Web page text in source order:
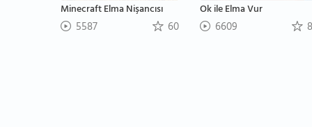
Minecraft Elma Nişancısı
5587 60
Ok ile Elma Vur
6609